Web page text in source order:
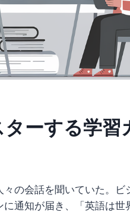
ーする学習
の会話を聞いていた。ビ
通知が届き、「英語は世